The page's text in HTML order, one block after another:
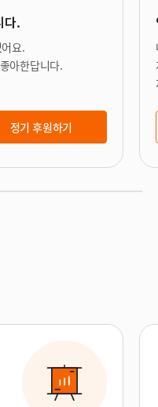
다.
요.
아한답니다.
정기 후원하기